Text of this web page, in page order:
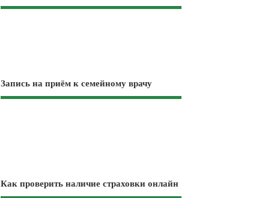
Запись на приём к семейному врачу
Как проверить наличие страховки онлайн